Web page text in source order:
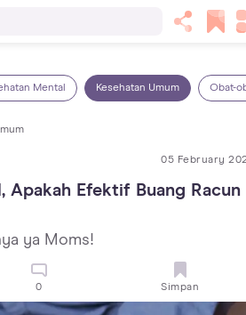
Mental Kesehatan Umum Obat-
05 February
Apakah Efektif Buang Racun
ya Moms!
0 Simpan